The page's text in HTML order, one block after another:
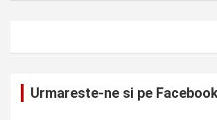
Urmareste-ne si pe